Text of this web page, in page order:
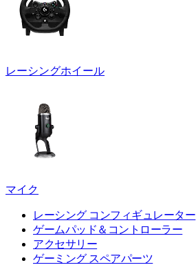
レーシングホイール
マイク
レーシング コンフィギュレーター
ゲームパッド＆コントローラー
アクセサリー
ゲーミング スペアパーツ